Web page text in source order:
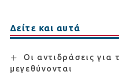
Δείτε και αυτά
Οι αντιδράσεις για
μεγεθύνονται